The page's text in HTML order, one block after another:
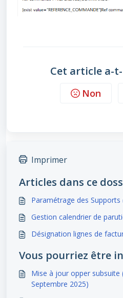
Cet article a-
Non
Imprimer
Articles dans ce
Paramétrage des Supports
Gestion calendrier de
Désignation lignes de
Vous pourriez être
Mise à jour opper subsuite
Septembre 2025)